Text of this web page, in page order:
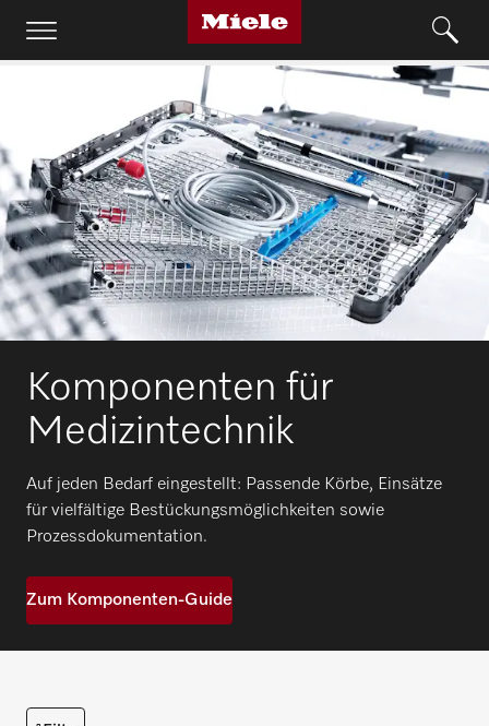
Komponenten für
Medizintechnik
Auf jeden Bedarf eingestellt: Passende Körbe, Einsätze
für vielfältige Bestückungsmöglichkeiten sowie
Prozessdokumentation.
Zum Komponenten-Guide